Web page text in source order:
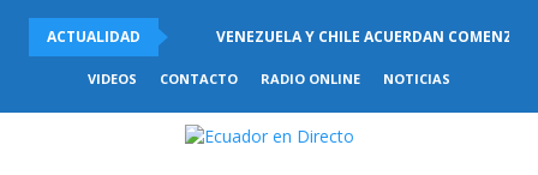
ACTUALIDAD VENEZUELA Y CHILE ACUERDAN
VIDEOS CONTACTO RADIO ONLINE NOTICIAS